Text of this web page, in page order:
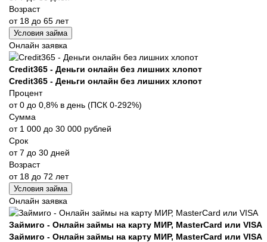
Возраст
от 18 до 65 лет
Условия займа
Онлайн заявка
Credit365 - Деньги онлайн без лишних хлопот
Credit365 - Деньги онлайн без лишних хлопот
Процент
от 0 до 0,8% в день (ПСК 0-292%)
Сумма
от 1 000 до 30 000 рублей
Срок
от 7 до 30 дней
Возраст
от 18 до 72 лет
Условия займа
Онлайн заявка
Займиго - Онлайн займы на карту МИР, MasterCard или VISA
Займиго - Онлайн займы на карту МИР, MasterCard или VISA